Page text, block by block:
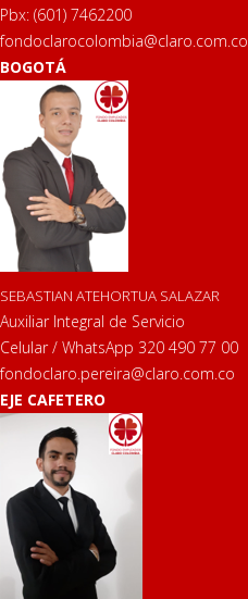
Pbx: (601) 7462200
fondoclarocolombia@claro.com.co
BOGOTÁ
SEBASTIAN ATEHORTUA SALAZAR
Auxiliar Integral de Servicio
Celular / WhatsApp 320 490 77 00
fondoclaro.pereira@claro.com.co
EJE CAFETERO